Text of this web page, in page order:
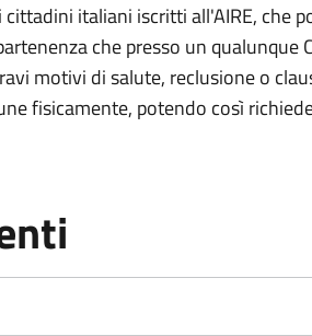
cittadini italiani iscritti all'AIRE, che
che presso un qualunque
motivi di salute, reclusione o
fisicamente, potendo così